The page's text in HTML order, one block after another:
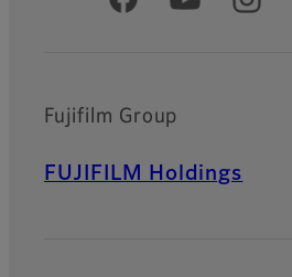
Fujifilm Group
FUJIFILM Holdings